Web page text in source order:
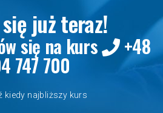
już teraz!
się na kurs +48
747 700
kiedy najbliższy kurs